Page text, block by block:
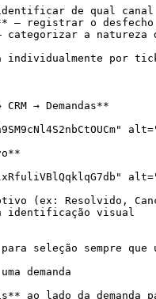
de qual canal
— registrar o
categorizar a
individualmente por
→ Demandas**
(ex: Resolvido,
identificação visual
seleção sempre que
demanda
ao lado da demanda